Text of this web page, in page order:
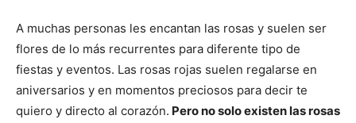
A muchas personas les encantan las rosas y suelen ser
flores de lo más recurrentes para diferente tipo de
fiestas y eventos. Las rosas rojas suelen regalarse en
aniversarios y en momentos preciosos para decir te
quiero y directo al corazón. Pero no solo existen las rosas